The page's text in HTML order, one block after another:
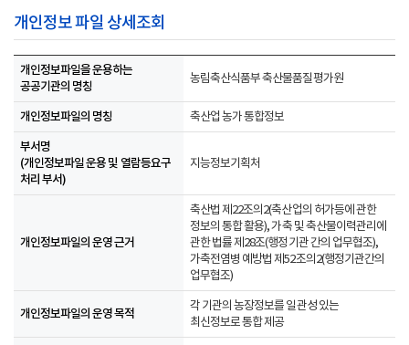
개인정보 파일 상세조회
개인정보파일을 운용하는
공공기관의 명칭
농림축산식품부 축산물품질평가원
개인정보파일의 명칭
축산업 농가 통합정보
부서명
(개인정보파일 운용 및 열람등요구
처리 부서)
지능정보기획처
개인정보파일의 운영 근거
축산법 제22조의2(축산업의 허가등에 관한
정보의 통합 활용), 가축 및 축산물이력관리에
관한 법률 제28조(행정기관 간의 업무협조),
가축전염병 예방법 제52조의2(행정기관간의
업무협조)
개인정보파일의 운영 목적
각 기관의 농장정보를 일관성 있는
최신정보로 통합 제공